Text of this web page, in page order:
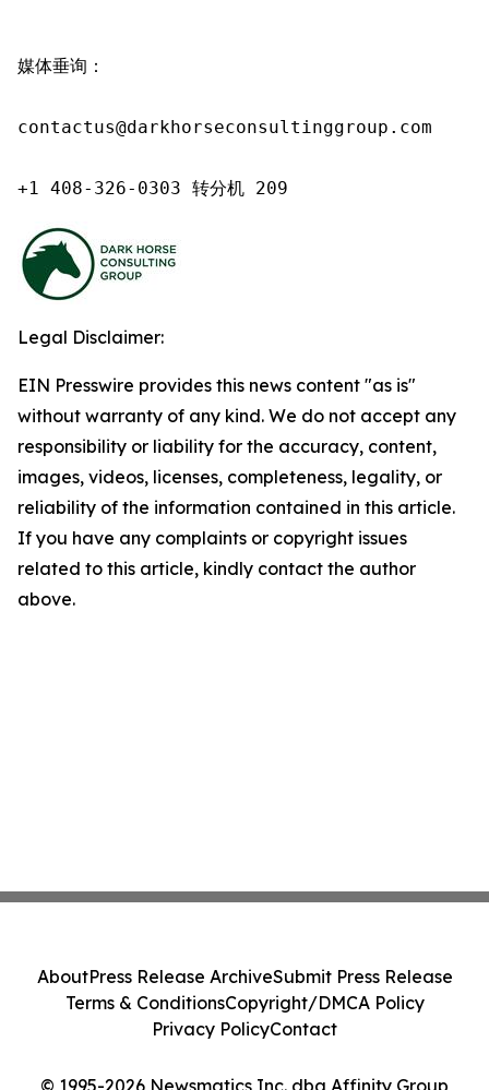
媒体垂询：
contactus@darkhorseconsultinggroup.com
+1 408-326-0303 转分机 209
Legal Disclaimer:
EIN Presswire provides this news content "as is"
without warranty of any kind. We do not accept any
responsibility or liability for the accuracy, content,
images, videos, licenses, completeness, legality, or
reliability of the information contained in this article.
If you have any complaints or copyright issues
related to this article, kindly contact the author
above.
© 1995-2026 Newsmatics Inc. dba Affinity Group
AboutPress Release ArchiveSubmit Press Release
Terms & ConditionsCopyright/DMCA Policy
Privacy PolicyContact